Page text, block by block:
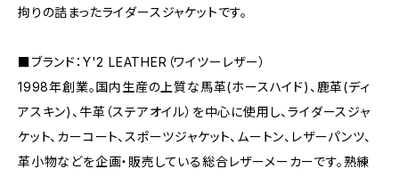
拘りの詰まったライダースジャケットです。
■ブランド：Y'2 LEATHER（ワイツーレザー）
1998年創業。国内生産の上質な馬革(ホースハイド)、鹿革(ディ
アスキン)、牛革（ステアオイル）を中心に使用し、ライダースジャ
ケット、カーコート、スポーツジャケット、ムートン、レザーパンツ、
革小物などを企画・販売している総合レザーメーカーです。熟練